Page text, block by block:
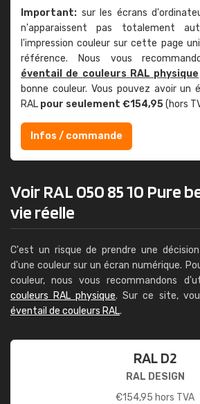
Important: sur les écrans
n'apparaissent pas totalement
l'impression couleur sur cette page
référence. Nous vous
éventail de couleurs RAL physique
bonne couleur. Vous pouvez avoir un
RAL pour seulement €154,95(hors
Infos / commande
Voir RAL 050 85 10 Pure
vie réelle
C'est un risque de prendre une
d'une couleur sur un écran numérique.
couleur, nous vous recommandons
couleurs RAL physique. Sur ce site,
éventail de couleurs RAL.
RAL D2
RAL DESIGN
€154,95 hors TVA